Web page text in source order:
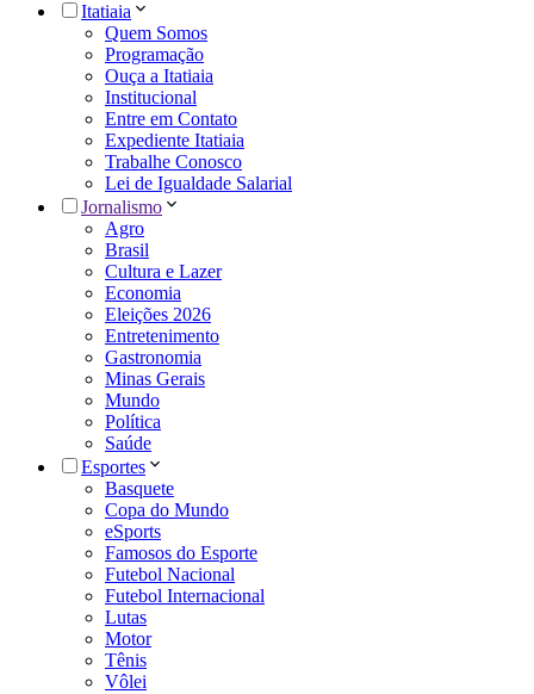
Itatiaia
Quem Somos
Programação
Ouça a Itatiaia
Institucional
Entre em Contato
Expediente Itatiaia
Trabalhe Conosco
Lei de Igualdade Salarial
Jornalismo
Agro
Brasil
Cultura e Lazer
Economia
Eleições 2026
Entretenimento
Gastronomia
Minas Gerais
Mundo
Política
Saúde
Esportes
Basquete
Copa do Mundo
eSports
Famosos do Esporte
Futebol Nacional
Futebol Internacional
Lutas
Motor
Tênis
Vôlei